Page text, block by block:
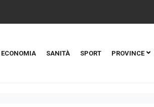
ECONOMIA SANITÀ SPORT PROVINCE